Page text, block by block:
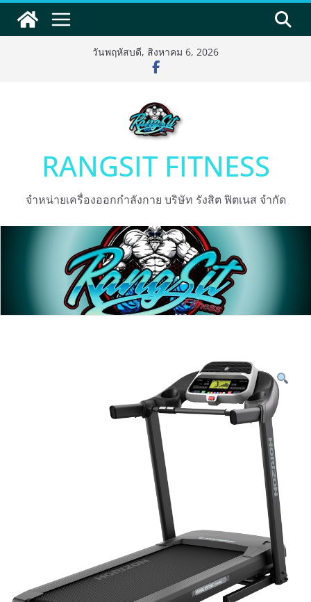
วันพฤหัสบดี, สิงหาคม 6, 2026
RANGSIT FITNESS
จำหน่ายเครื่องออกกำลังกาย บริษัท รังสิต ฟิตเนส จำกัด